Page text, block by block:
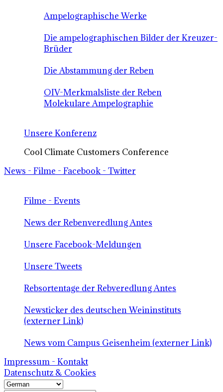
Ampelographische Werke
Die ampelographischen Bilder der Kreuzer-
Brüder
Die Abstammung der Reben
OIV-Merkmalsliste der Reben
Molekulare Ampelographie
Unsere Konferenz
Cool Climate Customers Conference
News - Filme - Facebook - Twitter
Filme - Events
News der Rebenveredlung Antes
Unsere Facebook-Meldungen
Unsere Tweets
Rebsortentage der Rebveredlung Antes
Newsticker des deutschen Weininstituts
(externer Link)
News vom Campus Geisenheim (externer Link)
Impressum - Kontakt
Datenschutz & Cookies